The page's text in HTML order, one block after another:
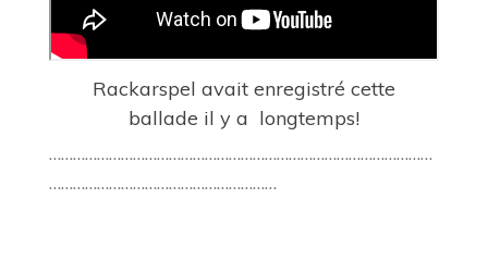
Rackarspel avait enregistré cette
ballade il y a longtemps!
……………………………………………………………………………………
…………………………………………………